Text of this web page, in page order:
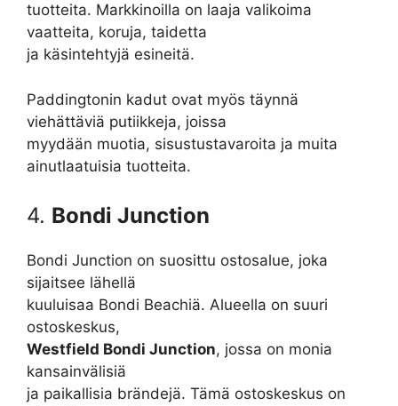
tuotteita. Markkinoilla on laaja valikoima
vaatteita, koruja, taidetta
ja käsintehtyjä esineitä.
Paddingtonin kadut ovat myös täynnä
viehättäviä putiikkeja, joissa
myydään muotia, sisustustavaroita ja muita
ainutlaatuisia tuotteita.
4. Bondi Junction
Bondi Junction on suosittu ostosalue, joka
sijaitsee lähellä
kuuluisaa Bondi Beachiä. Alueella on suuri
ostoskeskus,
Westfield Bondi Junction, jossa on monia
kansainvälisiä
ja paikallisia brändejä. Tämä ostoskeskus on